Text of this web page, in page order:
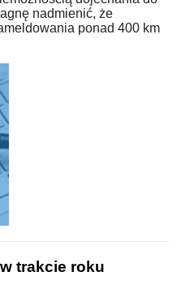
nadmienić, że
ponad 400 km
trakcie roku